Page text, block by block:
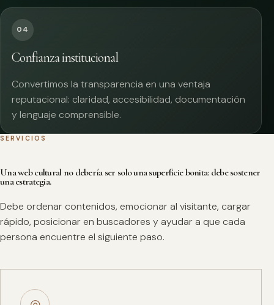
04
Confianza institucional
Convertimos la transparencia en una ventaja
reputacional: claridad, accesibilidad, documentación
y lenguaje comprensible.
SERVICIOS
Una web cultural no debería ser solo una superficie bonita: debe sostener
una estrategia.
Debe ordenar contenidos, emocionar al visitante, cargar
rápido, posicionar en buscadores y ayudar a que cada
persona encuentre el siguiente paso.